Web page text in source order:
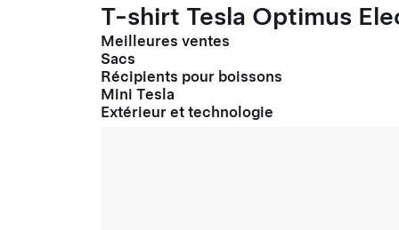
T-shirt Tesla Optimus
Meilleures ventes
Sacs
Récipients pour boissons
Mini Tesla
Extérieur et technologie